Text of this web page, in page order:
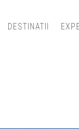
DESTINATII